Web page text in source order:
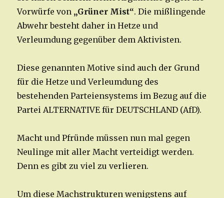
Vorwürfe von „Grüner Mist“. Die mißlingende
Abwehr besteht daher in Hetze und
Verleumdung gegenüber dem Aktivisten.
Diese genannten Motive sind auch der Grund
für die Hetze und Verleumdung des
bestehenden Parteiensystems im Bezug auf die
Partei ALTERNATIVE für DEUTSCHLAND (AfD).
Macht und Pfründe müssen nun mal gegen
Neulinge mit aller Macht verteidigt werden.
Denn es gibt zu viel zu verlieren.
Um diese Machstrukturen wenigstens auf